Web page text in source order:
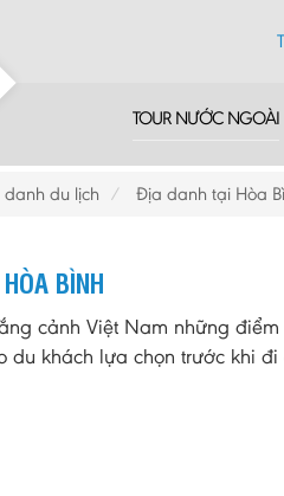
TOUR NƯỚC NGOÀI
du lịch Địa danh tại Hòa
BÌNH
cảnh Việt Nam những
du khách lựa chọn trước khi đi